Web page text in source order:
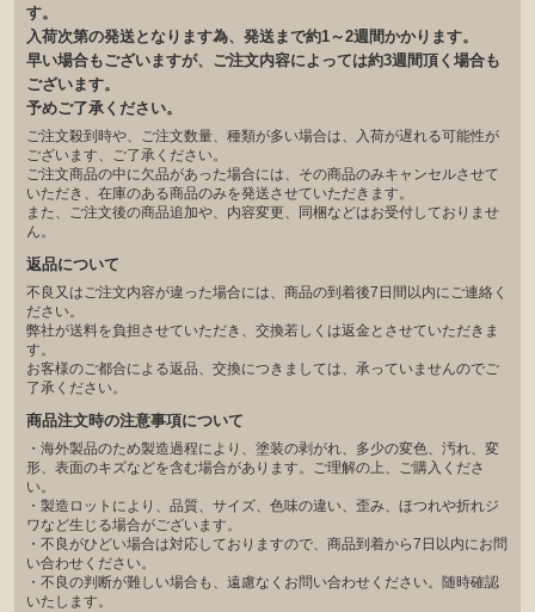
す。
入荷次第の発送となります為、発送まで約1～2週間かかります。
早い場合もございますが、ご注文内容によっては約3週間頂く場合も
ございます。
予めご了承ください。
ご注文殺到時や、ご注文数量、種類が多い場合は、入荷が遅れる可能性が
ございます、ご了承ください。
ご注文商品の中に欠品があった場合には、その商品のみキャンセルさせて
いただき、在庫のある商品のみを発送させていただきます。
また、ご注文後の商品追加や、内容変更、同梱などはお受付しておりませ
ん。
返品について
不良又はご注文内容が違った場合には、商品の到着後7日間以内にご連絡く
ださい。
弊社が送料を負担させていただき、交換若しくは返金とさせていただきま
す。
お客様のご都合による返品、交換につきましては、承っていませんのでご
了承ください。
商品注文時の注意事項について
・海外製品のため製造過程により、塗装の剥がれ、多少の変色、汚れ、変
形、表面のキズなどを含む場合があります。ご理解の上、ご購入くださ
い。
・製造ロットにより、品質、サイズ、色味の違い、歪み、ほつれや折れジ
ワなど生じる場合がございます。
・不良がひどい場合は対応しておりますので、商品到着から7日以内にお問
い合わせください。
・不良の判断が難しい場合も、遠慮なくお問い合わせください。随時確認
いたします。